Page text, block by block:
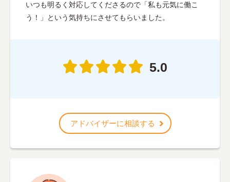
いつも明るく対応してくださるので「私も元気に働こ
う！」という気持ちにさせてもらいました。
5.0
アドバイザーに相談する